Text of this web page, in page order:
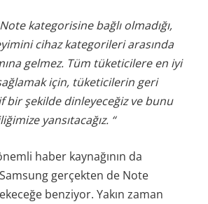
kategorisine bağlı olmadığı,
cihaz kategorileri arasında
gelmez. Tüm tüketicilere en iyi
için, tüketicilerin geri
şekilde dinleyeceğiz ve bunu
yansıtacağız. “
haber kaynağının da
gerçekten de Note
benziyor. Yakın zaman